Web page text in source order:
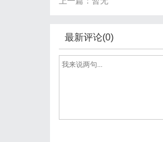
最新评论(0)